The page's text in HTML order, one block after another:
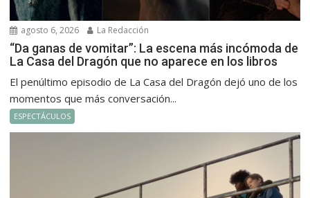
agosto 6, 2026 La Redacción
“Da ganas de vomitar”: La escena más incómoda de
La Casa del Dragón que no aparece en los libros
El penúltimo episodio de La Casa del Dragón dejó uno de los
momentos que más conversación...
ESPECTÁCULOS